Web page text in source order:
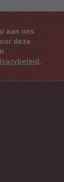
aan ons
deze
.